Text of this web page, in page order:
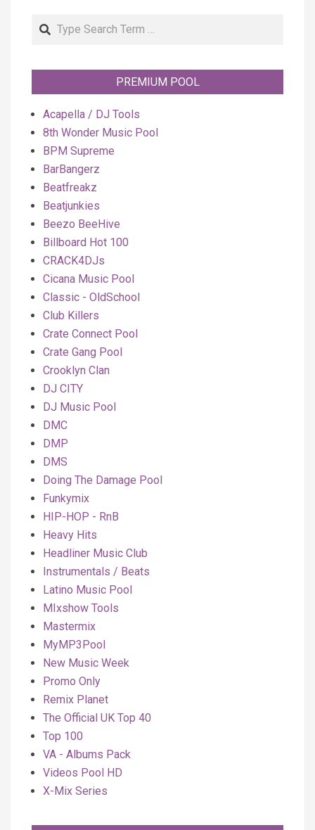
Search
PREMIUM POOL
Acapella / DJ Tools
8th Wonder Music Pool
BPM Supreme
BarBangerz
Beatfreakz
Beatjunkies
Beezo BeeHive
Billboard Hot 100
CRACK4DJs
Cicana Music Pool
Classic - OldSchool
Club Killers
Crate Connect Pool
Crate Gang Pool
Crooklyn Clan
DJ CITY
DJ Music Pool
DMC
DMP
DMS
Doing The Damage Pool
Funkymix
HIP-HOP - RnB
Heavy Hits
Headliner Music Club
Instrumentals / Beats
Latino Music Pool
MIxshow Tools
Mastermix
MyMP3Pool
New Music Week
Promo Only
Remix Planet
The Official UK Top 40
Top 100
VA - Albums Pack
Videos Pool HD
X-Mix Series